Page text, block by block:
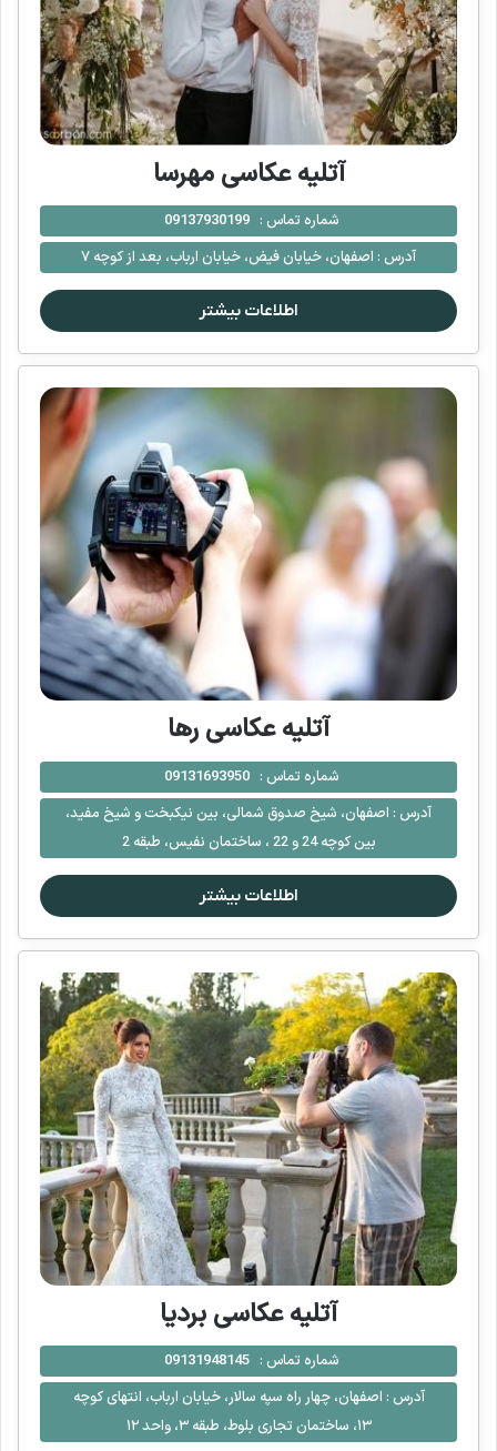
آتلیه عکاسی مهرسا
شماره تماس : 09137930199
آدرس : اصفهان، خیابان فیض، خیابان ارباب، بعد از کوچه ۷
اطلاعات بیشتر
آتلیه عکاسی رها
شماره تماس : 09131693950
آدرس : اصفهان، شیخ صدوق شمالی، بین نیکبخت و شیخ مفید،
بین کوچه 24 و 22 ، ساختمان نفیس، طبقه 2
اطلاعات بیشتر
آتلیه عکاسی بردیا
شماره تماس : 09131948145
آدرس : اصفهان، چهار راه سپه سالار، خیابان ارباب، انتهای کوچه
۱۳، ساختمان تجاری بلوط، طبقه ۳، واحد ۱۲